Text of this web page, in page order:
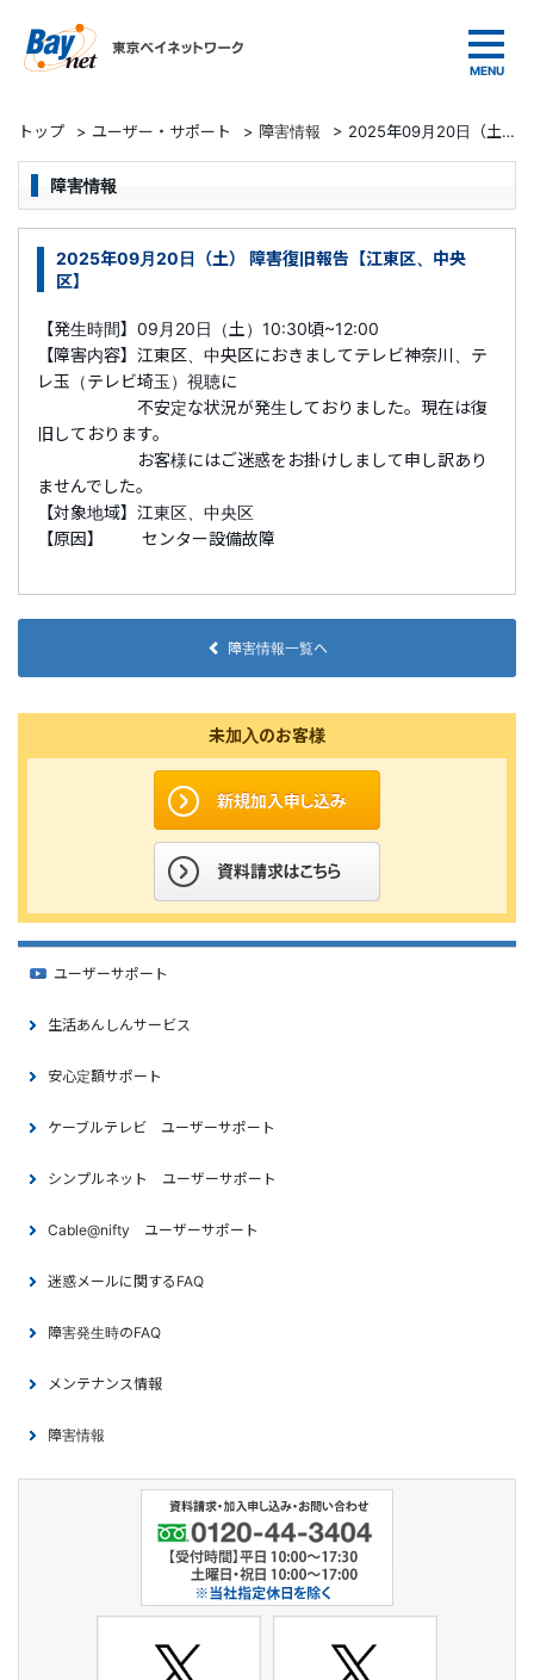
トップ > ユーザー・サポート > 障害情報 > 2025年09月20日（土） 障害復旧報告【江東区、中央区】
障害情報
2025年09月20日（土） 障害復旧報告【江東区、中央
区】
【発生時間】09月20日（土）10:30頃~12:00
【障害内容】江東区、中央区におきましてテレビ神奈川、テ
レ玉（テレビ埼玉）視聴に
不安定な状況が発生しておりました。現在は復
旧しております。
お客様にはご迷惑をお掛けしまして申し訳あり
ませんでした。
【対象地域】江東区、中央区
【原因】 センター設備故障
障害情報一覧へ
未加入のお客様
ユーザーサポート
生活あんしんサービス
安心定額サポート
ケーブルテレビ ユーザーサポート
シンプルネット ユーザーサポート
Cable@nifty ユーザーサポート
迷惑メールに関するFAQ
障害発生時のFAQ
メンテナンス情報
障害情報